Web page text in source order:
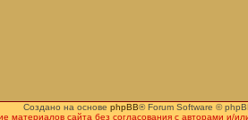
Создано на основе phpBB® Forum Software ©
материалов сайта без согласования с авторами и/